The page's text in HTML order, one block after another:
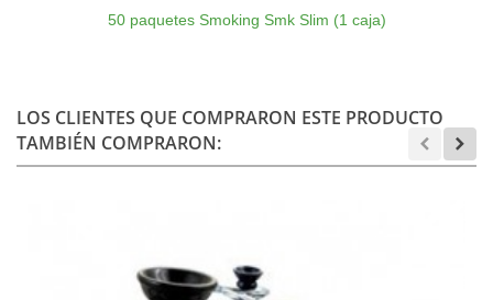
50 paquetes Smoking Smk Slim (1 caja)
LOS CLIENTES QUE COMPRARON ESTE PRODUCTO
TAMBIÉN COMPRARON: